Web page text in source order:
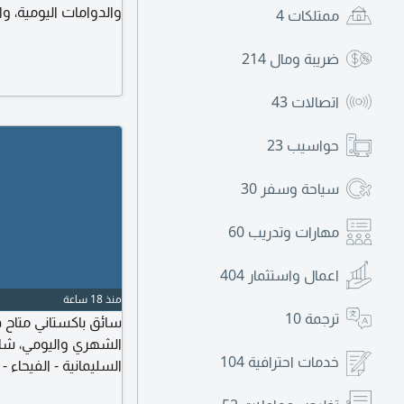
ممتلكات 4
ضريبة ومال 214
اتصالات 43
حواسيب 23
سياحة وسفر 30
مهارات وتدريب 60
اعمال واستثمار 404
ترجمة 10
خدمات احترافية 104
والدوامات اليومية،
منذ 18 ساعة
سائق باكستاني
الشهري واليومي،
السليمانية -